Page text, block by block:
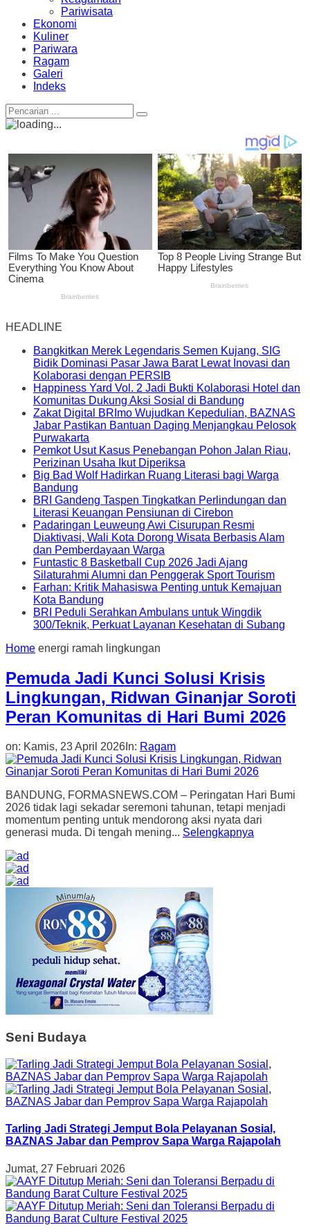
Pariwisata
Ekonomi
Kuliner
Pariwara
Ragam
Galeri
Indeks
HEADLINE
Bangkitkan Merek Legendaris Semen Kujang, SIG
Bidik Dominasi Pasar Jawa Barat Lewat Inovasi dan
Kolaborasi dengan PERSIB
Happiness Yard Vol. 2 Jadi Bukti Kolaborasi Hotel dan
Komunitas Dukung Aksi Sosial di Bandung
Zakat Digital BRImo Wujudkan Kepedulian, BAZNAS
Jabar Pastikan Bantuan Daging Menjangkau Pelosok
Purwakarta
Pemkot Usut Kasus Penebangan Pohon Jalan Riau,
Perizinan Usaha Ikut Diperiksa
Big Bad Wolf Hadirkan Ruang Literasi bagi Warga
Bandung
BRI Gandeng Taspen Tingkatkan Perlindungan dan
Literasi Keuangan Pensiunan di Cirebon
Padaringan Leuweung Awi Cisurupan Resmi
Diaktivasi, Wali Kota Dorong Wisata Berbasis Alam
dan Pemberdayaan Warga
Funtastic 8 Basketball Cup 2026 Jadi Ajang
Silaturahmi Alumni dan Penggerak Sport Tourism
Farhan: Kritik Mahasiswa Penting untuk Kemajuan
Kota Bandung
BRI Peduli Serahkan Ambulans untuk Wingdik
300/Teknik, Perkuat Layanan Kesehatan di Subang
Home energi ramah lingkungan
Pemuda Jadi Kunci Solusi Krisis
Lingkungan, Ridwan Ginanjar Soroti
Peran Komunitas di Hari Bumi 2026
on: Kamis, 23 April 2026 In: Ragam
BANDUNG, FORMASNEWS.COM – Peringatan Hari Bumi
2026 tidak lagi sekadar seremoni tahunan, tetapi menjadi
momentum penting untuk mendorong aksi nyata dari
generasi muda. Di tengah mening... Selengkapnya
Seni Budaya
Tarling Jadi Strategi Jemput Bola Pelayanan Sosial,
BAZNAS Jabar dan Pemprov Sapa Warga Rajapolah
Jumat, 27 Februari 2026